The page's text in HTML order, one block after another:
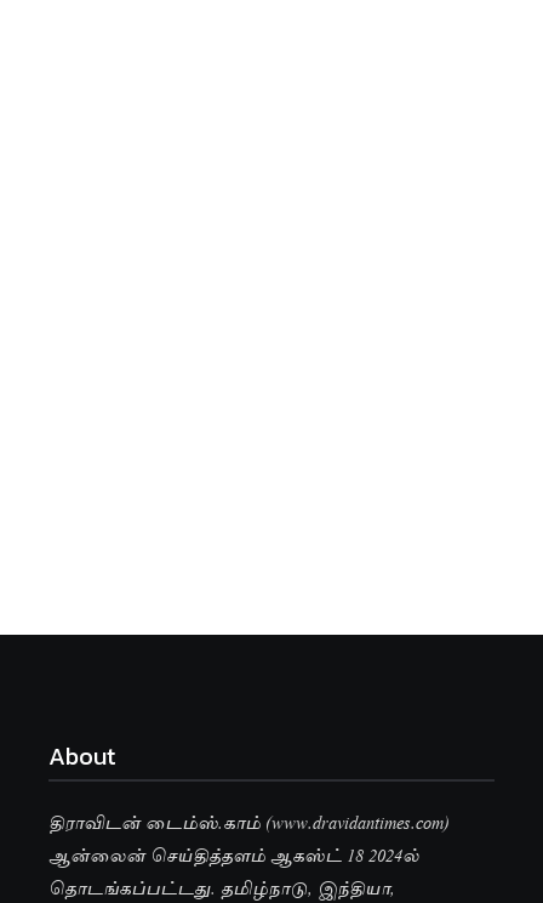
About
திராவிடன் டைம்ஸ்.காம் (www.dravidantimes.com)
ஆன்லைன் செய்தித்தளம் ஆகஸ்ட் 18 2024ல்
தொடங்கப்பட்டது. தமிழ்நாடு, இந்தியா,